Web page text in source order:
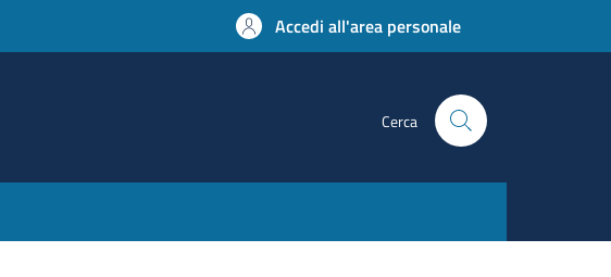
Accedi all'area personale
Cerca